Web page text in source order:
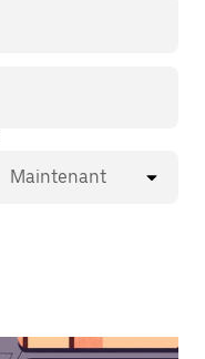
Maintenant